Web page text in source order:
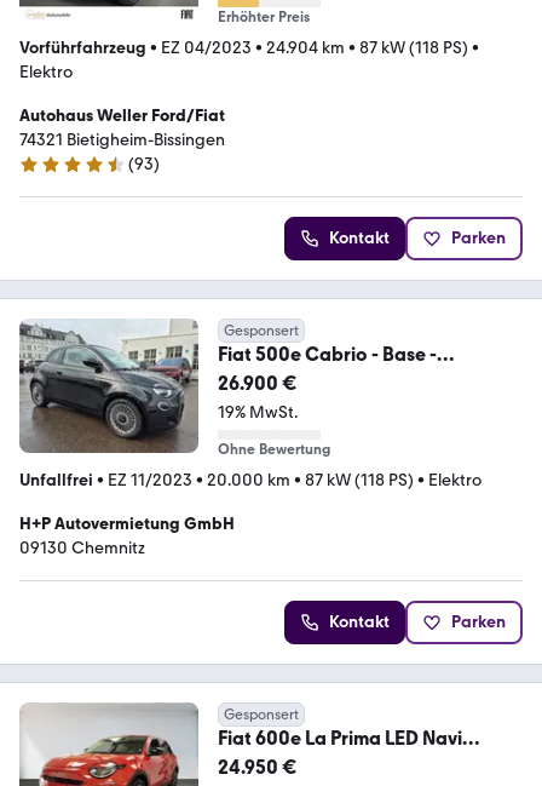
Erhöhter Preis
Vorführfahrzeug • EZ 04/2023 • 24.904 km • 87 kW (118 PS) •
Elektro
Autohaus Weller Ford/Fiat
74321 Bietigheim-Bissingen
4.6 Sterne
(93)
Kontakt Parken
Gesponsert
Fiat 500e Cabrio - Base -
Ratenzahlung mgl.
26.900 €
19% MwSt.
Ohne Bewertung
Unfallfrei • EZ 11/2023 • 20.000 km • 87 kW (118 PS) • Elektro
H+P Autovermietung GmbH
09130 Chemnitz
Kontakt Parken
Gesponsert
Fiat 600e La Prima LED Navi
Sitzheizung Elektrische H
24.950 €